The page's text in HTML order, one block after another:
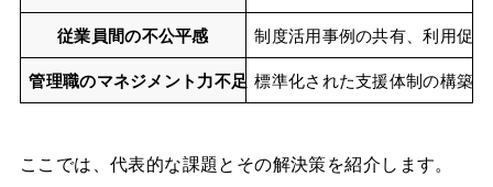
従業員間の不公平感 制度活用事例の共有、利用促
管理職のマネジメント力不足 標準化された支援体制の構築
ここでは、代表的な課題とその解決策を紹介します。